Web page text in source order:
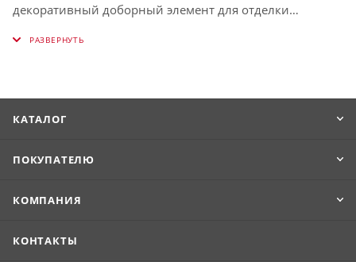
декоративный доборный элемент для отделки
профнастила на углах и предотвращает попадание
КАТАЛОГ
ПОКУПАТЕЛЮ
КОМПАНИЯ
КОНТАКТЫ